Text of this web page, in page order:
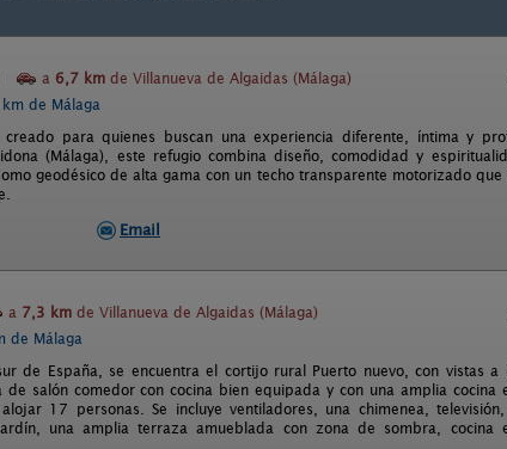
a 6,7 km de Villanueva de Algaidas (Málaga)
de Málaga
para quienes buscan una experiencia diferente, íntima y
(Málaga), este refugio combina diseño, comodidad y
geodésico de alta gama con un techo transparente motorizado
Email
a 7,3 km de Villanueva de Algaidas (Málaga)
de Málaga
de España, se encuentra el cortijo rural Puerto nuevo, con vistas a
salón comedor con cocina bien equipada y con una amplia cocina
17 personas. Se incluye ventiladores, una chimenea,
una amplia terraza amueblada con zona de sombra, cocina